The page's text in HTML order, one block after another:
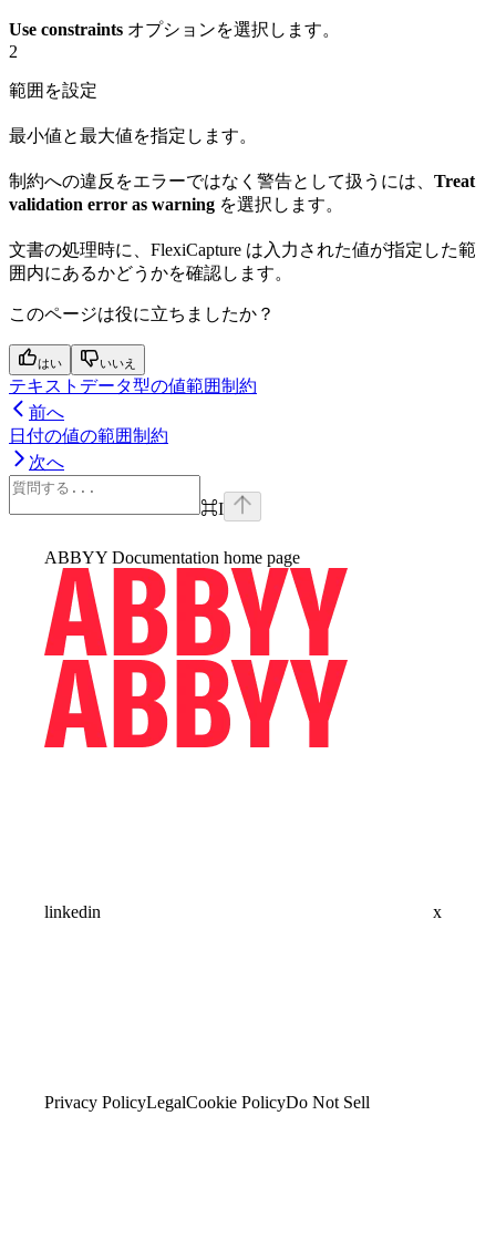
Use constraints オプションを選択します。
2
範囲を設定
最小値と最大値を指定します。
制約への違反をエラーではなく警告として扱うには、 Treat
validation error as warning を選択します。
文書の処理時に、FlexiCapture は入力された値が指定した範
囲内にあるかどうかを確認します。
このページは役に立ちましたか？
はい いいえ
テキストデータ型の値範囲制約
前へ
日付の値の範囲制約
次へ
⌘I
ABBYY Documentation home page
linkedin x
Privacy PolicyLegalCookie PolicyDo Not Sell